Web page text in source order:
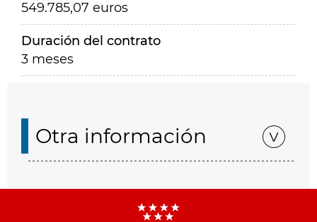
549.785,07 euros
Duración del contrato
3 meses
Otra información